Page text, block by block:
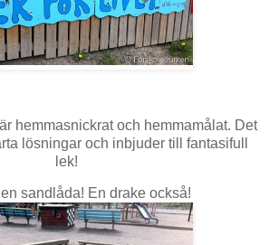
hemmasnickrat och hemmamålat. Det
lösningar och inbjuder till fantasifull
lek!
en sandlåda! En drake också!